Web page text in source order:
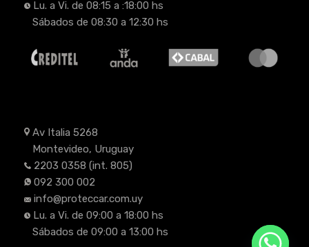
Lu. a Vi. de 08:15 a :18:00 hs
Sábados de 08:30 a 12:30 hs
Av Italia 5268
Montevideo, Uruguay
2203 0358 (int. 805)
092 300 002
info@proteccar.com.uy
Lu. a Vi. de 09:00 a 18:00 hs
Sábados de 09:00 a 13:00 hs